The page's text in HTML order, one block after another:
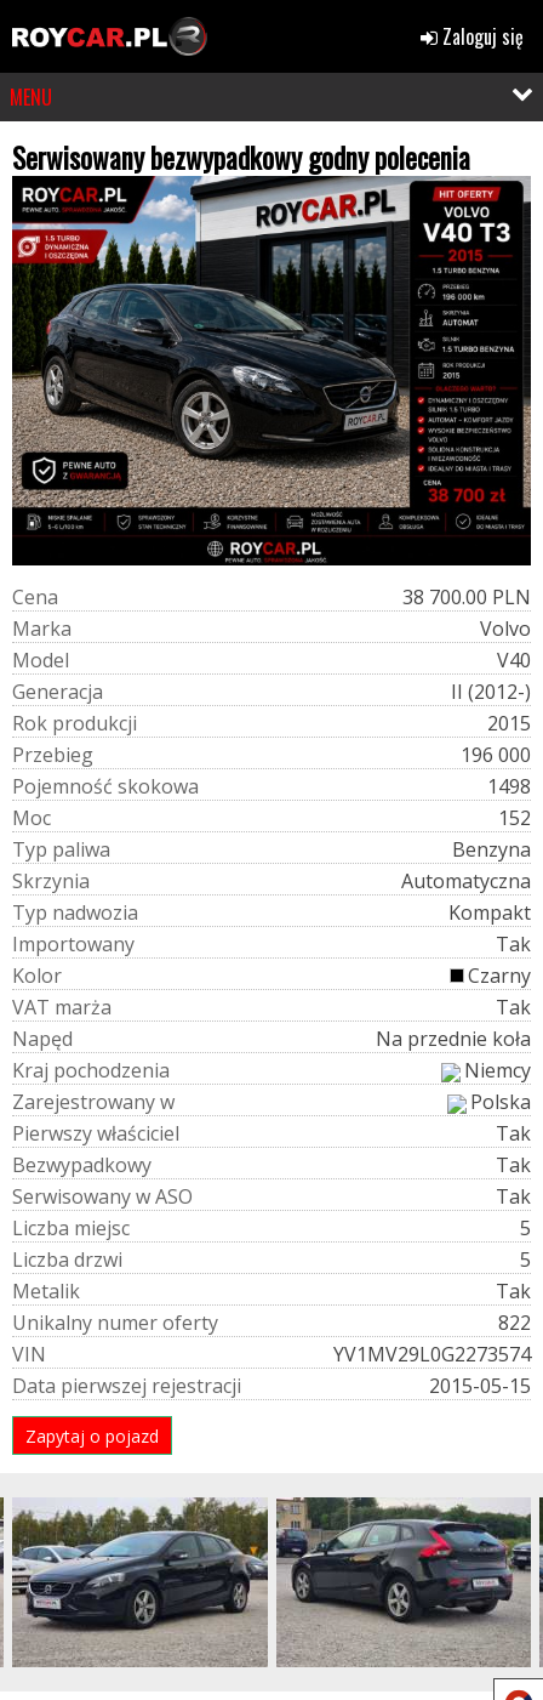
Zaloguj się
MENU
Serwisowany bezwypadkowy godny polecenia
Cena
38 700.00 PLN
Marka
Volvo
Model
V40
Generacja
II (2012-)
Rok produkcji
2015
Przebieg
196 000
Pojemność skokowa
1498
Moc
152
Typ paliwa
Benzyna
Skrzynia
Automatyczna
Typ nadwozia
Kompakt
Importowany
Tak
Kolor
Czarny
VAT marża
Tak
Napęd
Na przednie koła
Kraj pochodzenia
Niemcy
Zarejestrowanyw
Polska
Pierwszywłaściciel
Tak
Bezwypadkowy
Tak
SerwisowanywASO
Tak
Liczba miejsc
5
Liczba drzwi
5
Metalik
Tak
Unikalny numeroferty
822
VIN
YV1MV29L0G2273574
Data pierwszej rejestracji 2015-05-15
Zapytaj o pojazd